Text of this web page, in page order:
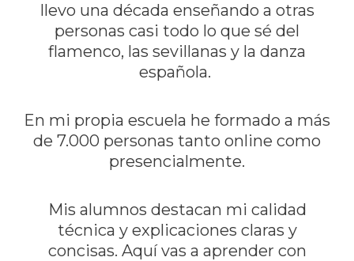
llevo una década enseñando a otras
personas casi todo lo que sé del
flamenco, las sevillanas y la danza
española.
En mi propia escuela he formado a más
de 7.000 personas tanto online como
presencialmente.
Mis alumnos destacan mi calidad
técnica y explicaciones claras y
concisas. Aquí vas a aprender con